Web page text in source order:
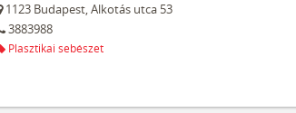
1123 Budapest,Alkotás utca 53
3883988
Plasztikai sebészet